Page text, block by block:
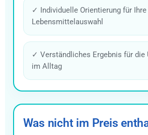
✓ Individuelle Orientierung für Ihre
Lebensmittelauswahl
✓ Verständliches Ergebnis für die
im Alltag
Was nicht im Preis